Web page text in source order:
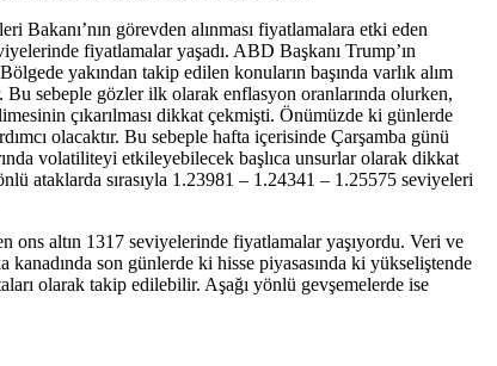
görevden alınması fiyatlamalara etki eden
fiyatlamalar yaşadı. ABD Başkanı Trump’ın
yakından takip edilen konuların başında varlık alım
Bu sebeple gözler ilk olarak enflasyon oranlarında olurken,
çıkarılması dikkat çekmişti. Önümüzde ki günlerde
olacaktır. Bu sebeple hafta içerisinde Çarşamba günü
volatiliteyi etkileyebilecek başlıca unsurlar olarak dikkat
ataklarda sırasıyla 1.23981 – 1.24341 – 1.25575 seviyeleri
ons altın 1317 seviyelerinde fiyatlamalar yaşıyordu. Veri ve
son günlerde ki hisse piyasasında ki yükseliştende
olarak takip edilebilir. Aşağı yönlü gevşemelerde ise